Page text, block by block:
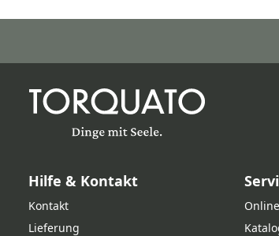
Hilfe & Kontakt
Kontakt
Lieferung